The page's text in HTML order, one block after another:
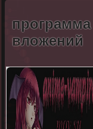
программа
вложений